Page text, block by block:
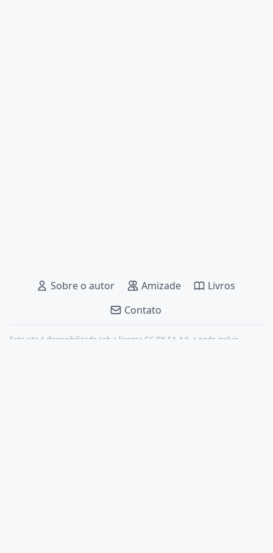
Sobre o autor Amizade
Livros
Contato
Este site é disponibilizado sob a licença CC BY-SA 4.0 , e pode incluir